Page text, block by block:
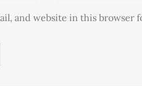
and website in this browser